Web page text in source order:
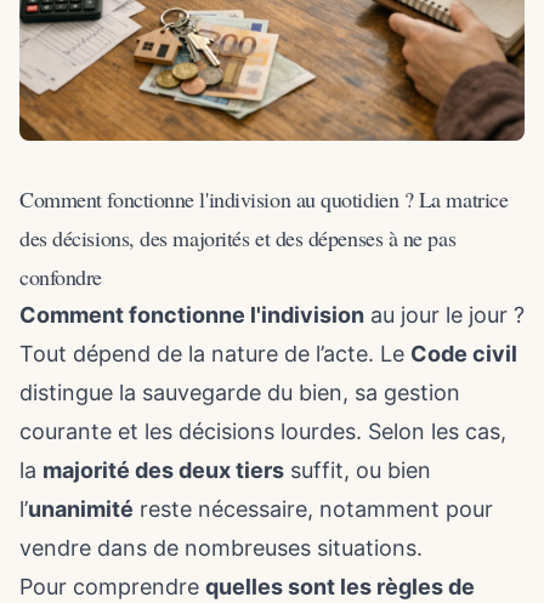
Comment fonctionne l'indivision au quotidien ? La matrice
des décisions, des majorités et des dépenses à ne pas
confondre
Comment fonctionne l'indivision au jour le jour ?
Tout dépend de la nature de l’acte. Le Code civil
distingue la sauvegarde du bien, sa gestion
courante et les décisions lourdes. Selon les cas,
la majorité des deux tiers suffit, ou bien
l’unanimité reste nécessaire, notamment pour
vendre dans de nombreuses situations.
Pour comprendre quelles sont les règles de